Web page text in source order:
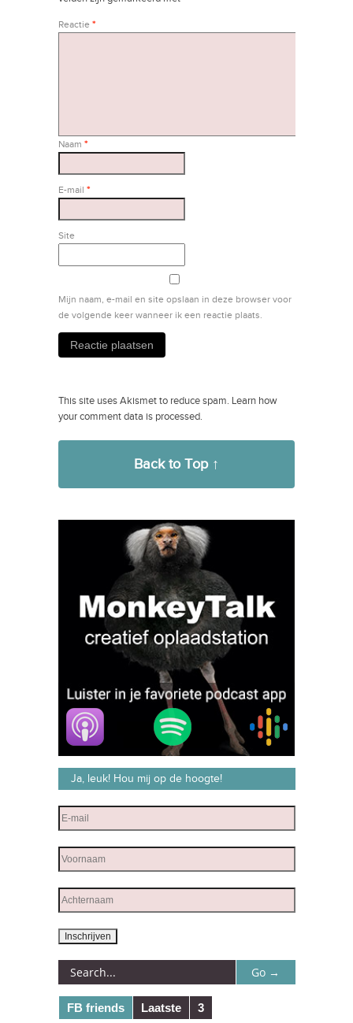
Reactie *
Naam *
E-mail *
Site
Mijn naam, e-mail en site opslaan in deze browser voor
de volgende keer wanneer ik een reactie plaats.
This site uses Akismet to reduce spam. Learn how
your comment data is processed.
Back to Top ↑
Ja, leuk! Hou mij op de hoogte!
FB friends Laatste 3